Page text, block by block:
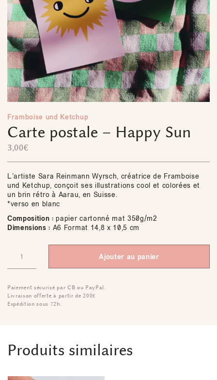
Framboise und Ketchup
Carte postale – Happy Sun
3,00€
L’artiste Sara Reinmann Wyrsch, créatrice de Framboise
und Ketchup, conçoit ses illustrations cool et colorées et
un brin rétro à Aarau, en Suisse.
*verso en blanc
Composition : papier cartonné mat 350g/m2
Dimensions : A6 Format 14,8 x 10,5 cm
Ajouter au panier
Paiement sécurisé par CB ou PayPal.
Livraison offerte à partir de 200€
Expédition sous 72h.
Produits similaires